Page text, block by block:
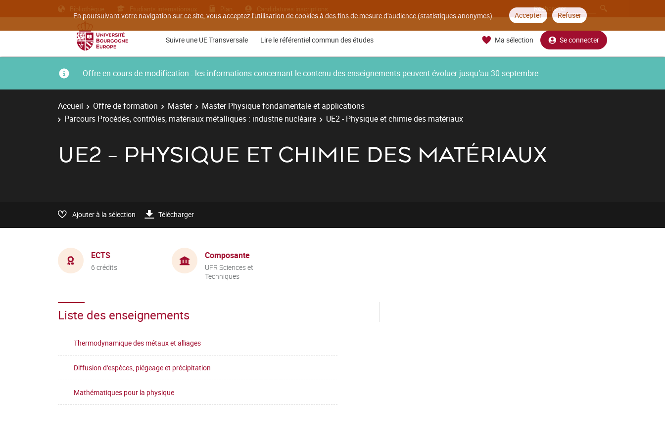
En poursuivant votre navigation sur ce site, vous acceptez l'utilisation de cookies à des fins de mesure d'audience (statistiques anonymes). Accepter Refuser
Bibliothèque Etudiants internationaux Plan Candidatures inscriptions
Suivre une UE Transversale Lire le référentiel commun des études Ma sélection Se connecter
Offre en cours de modification : les informations concernant le contenu des enseignements peuvent évoluer jusqu’au 30 septembre
Accueil Offre de formation Master
Master Physique fondamentale et applications
Parcours Procédés, contrôles, matériaux métalliques : industrie nucléaire
UE2 - Physique et chimie des matériaux
UE2 - PHYSIQUE ET CHIMIE DES MATÉRIAUX
Ajouter à la sélection Télécharger
ECTS
6 crédits
Composante
UFR Sciences et
Techniques
Liste des enseignements
Thermodynamique des métaux et alliages
Diffusion d'espèces, piégeage et précipitation
Mathématiques pour la physique